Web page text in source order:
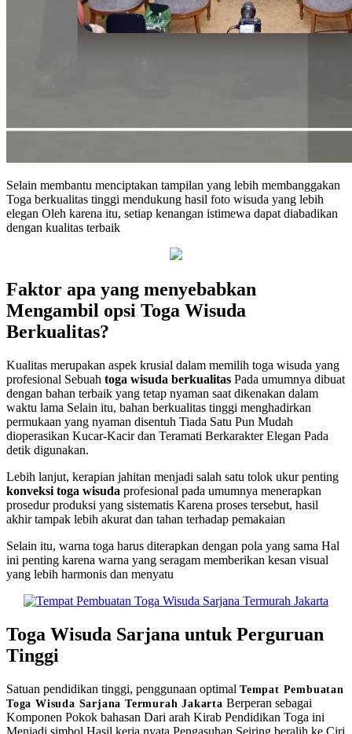
Selain membantu menciptakan tampilan yang lebih membanggakan
Toga berkualitas tinggi mendukung hasil foto wisuda yang lebih
elegan Oleh karena itu, setiap kenangan istimewa dapat diabadikan
dengan kualitas terbaik
Faktor apa yang menyebabkan
Mengambil opsi Toga Wisuda
Berkualitas?
Kualitas merupakan aspek krusial dalam memilih toga wisuda yang
profesional Sebuah toga wisuda berkualitas Pada umumnya dibuat
dengan bahan terbaik yang tetap nyaman saat dikenakan dalam
waktu lama Selain itu, bahan berkualitas tinggi menghadirkan
permukaan yang nyaman disentuh Tiada Satu Pun Mudah
dioperasikan Kucar-Kacir dan Teramati Berkarakter Elegan Pada
detik digunakan.
Lebih lanjut, kerapian jahitan menjadi salah satu tolok ukur penting
konveksi toga wisuda profesional pada umumnya menerapkan
prosedur produksi yang sistematis Karena proses tersebut, hasil
akhir tampak lebih akurat dan tahan terhadap pemakaian
Selain itu, warna toga harus diterapkan dengan pola yang sama Hal
ini penting karena warna yang seragam memberikan kesan visual
yang lebih harmonis dan menyatu
Toga Wisuda Sarjana untuk Perguruan
Tinggi
Satuan pendidikan tinggi, penggunaan optimal Tempat Pembuatan
Toga Wisuda Sarjana Termurah Jakarta Berperan sebagai
Komponen Pokok bahasan Dari arah Kirab Pendidikan Toga ini
Menjadi simbol Hasil kerja nyata Pengasuhan Seiring beralih ke Ciri